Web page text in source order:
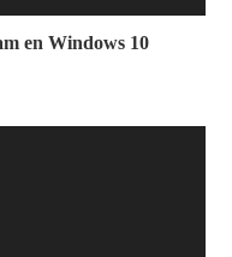
en Windows 10